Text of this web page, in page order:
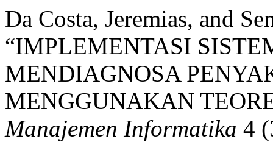
Da Costa, Jeremias, and
“IMPLEMENTASI
MENDIAGNOSA
MENGGUNAKAN
Manajemen Informatika 4